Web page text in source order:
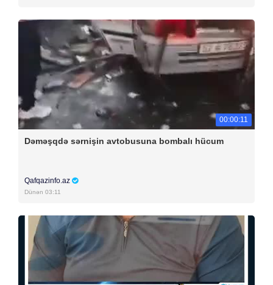
00:00:11
Dəməşqdə sərnişin avtobusuna bombalı hücum
Qafqazinfo.az
Dünən 03:11